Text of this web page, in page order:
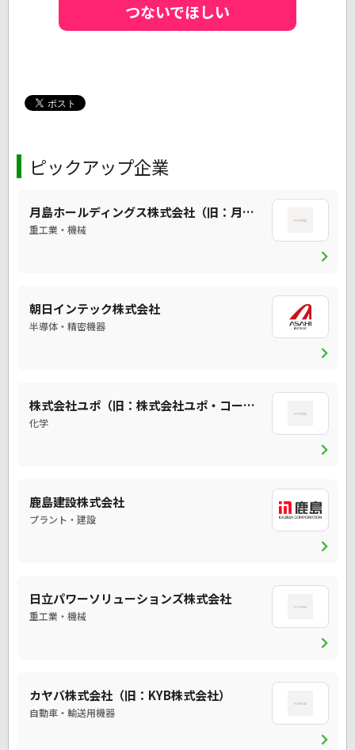
つないでほしい
ピックアップ企業
月島ホールディングス株式会社（旧：月島機械）
重工業・機械
chevron_right
朝日インテック株式会社
半導体・精密機器
chevron_right
株式会社ユポ（旧：株式会社ユポ・コーポレーション）
化学
chevron_right
鹿島建設株式会社
プラント・建設
chevron_right
日立パワーソリューションズ株式会社
重工業・機械
chevron_right
カヤバ株式会社（旧：KYB株式会社）
自動車・輸送用機器
chevron_right